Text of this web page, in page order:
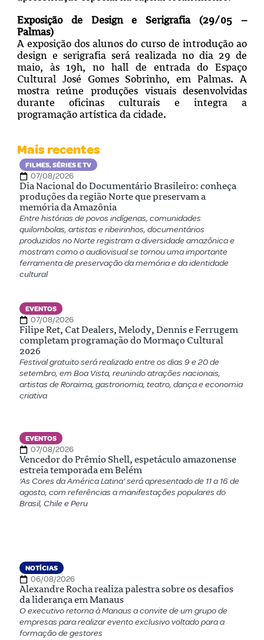
Exposição de Design e Serigrafia (29/05 –
Palmas)
A exposição dos alunos do curso de introdução ao
design e serigrafia será realizada no dia 29 de
maio, às 19h, no hall de entrada do Espaço
Cultural José Gomes Sobrinho, em Palmas. A
mostra reúne produções visuais desenvolvidas
durante oficinas culturais e integra a
programação artística da cidade.
Mais recentes
FILMES, SÉRIES E TV
07/08/2026
Dia Nacional do Documentário Brasileiro: conheça
produções da região Norte que preservam a
memória da Amazônia
Entre histórias de povos indígenas, comunidades
quilombolas, artistas e ribeirinhos, documentários
produzidos no Norte registram a diversidade amazônica e
mostram como o audiovisual se tornou uma importante
ferramenta de preservação da memória e da identidade
cultural
EVENTOS
07/08/2026
Filipe Ret, Cat Dealers, Melody, Dennis e Ferrugem
completam programação do Mormaço Cultural
2026
Festival gratuito será realizado entre os dias 9 e 20 de
setembro, em Boa Vista, reunindo atrações nacionais,
artistas de Roraima, gastronomia, teatro, dança e economia
criativa
EVENTOS
07/08/2026
Vencedor do Prêmio Shell, espetáculo amazonense
estreia temporada em Belém
‘As Cores da América Latina’ será apresentado de 11 a 16 de
agosto, com referências a manifestações populares do
Brasil, Chile e Peru
NOTÍCIAS
06/08/2026
Alexandre Rocha realiza palestra sobre os desafios
da liderança em Manaus
O executivo retorna à Manaus a convite de um grupo de
empresas para realizar evento exclusivo voltado para a
formação de gestores